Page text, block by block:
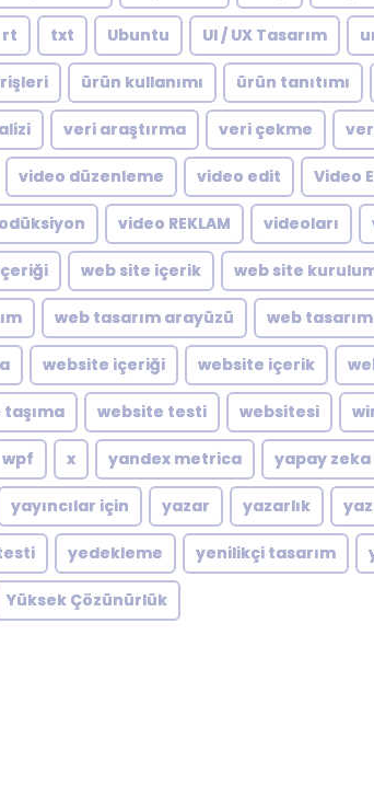
txt Ubuntu UI / UX Tasarım
ürün kullanımı ürün tanıtımı
veri araştırma veri çekme
video düzenleme video edit Video
video REKLAM videoları
web site içerik web site
web tasarım arayüzü web
website içeriği website içerik
website testi websitesi
wpf x yandex metrica yapay zeka
yayıncılar için yazar yazarlık
yedekleme yenilikçi tasarım
Yüksek Çözünürlük